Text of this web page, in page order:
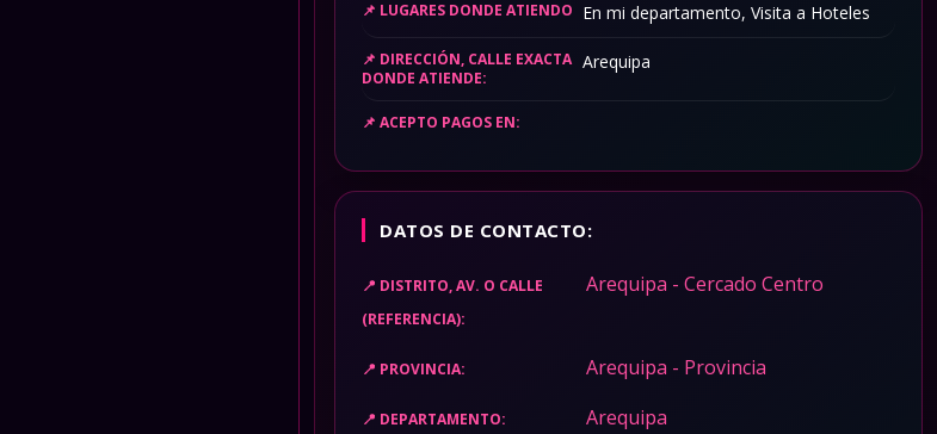
LUGARES DONDE ATIENDO En mi departamento, Visita a Hoteles
DIRECCIÓN, CALLE EXACTA
DONDE ATIENDE:
Arequipa
ACEPTO PAGOS EN:
DATOS DE CONTACTO:
DISTRITO, AV. O CALLE
(REFERENCIA):
Arequipa - Cercado Centro
PROVINCIA: Arequipa - Provincia
DEPARTAMENTO: Arequipa